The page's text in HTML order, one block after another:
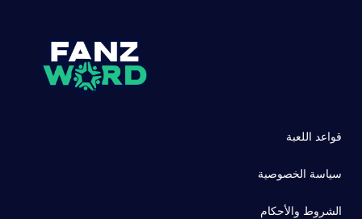
قواعد اللعبة
سياسة الخصوصية
الشروط والأحكام